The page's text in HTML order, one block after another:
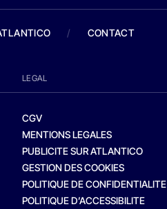
/ CONTACT
LEGAL
CGV
MENTIONS LEGALES
PUBLICITE SUR ATLANTICO
GESTION DES COOKIES
POLITIQUE DE CONFIDENTIALITE
POLITIQUE D’ACCESSIBILITE